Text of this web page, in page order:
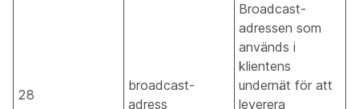
28
broadcast-
adress
Broadcast-
adressen som
används i
klientens
undernät för att
leverera